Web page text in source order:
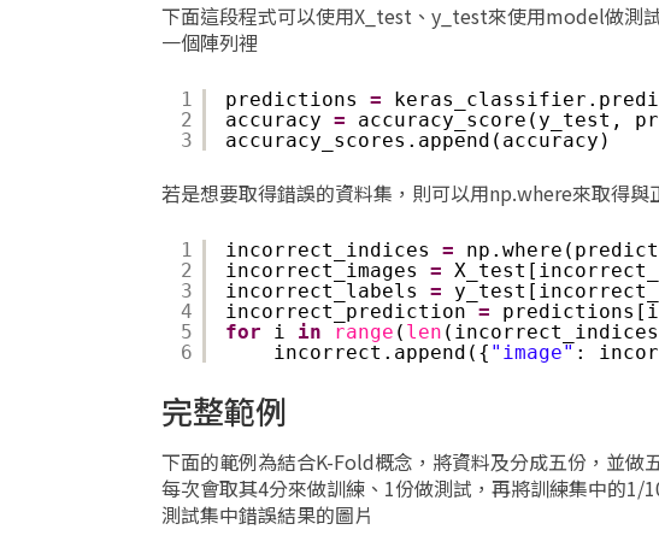
下面這段程式可以使用X_test、y_test來使用model做測
一個陣列裡
1
2
3
predictions =
accuracy =
accuracy_score(y_test,
accuracy_scores.append(accuracy)
若是想要取得錯誤的資料集，則可以用np.where來取得
1
2
3
4
5
6
incorrect_indices =
incorrect_images =
incorrect_labels =
incorrect_prediction =
for
i in range ( len
incorrect.append({ "image" :
完整範例
下面的範例為結合K-Fold概念，將資料及分成五份，並
每次會取其4分來做訓練、1份做測試，再將訓練集中的
測試集中錯誤結果的圖片